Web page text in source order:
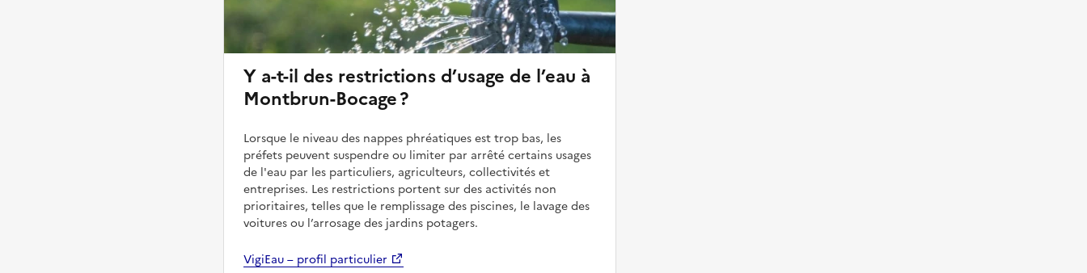
Y a-t-il des restrictions d’usage de l’eau à
Montbrun-Bocage ?
Lorsque le niveau des nappes phréatiques est trop bas, les
préfets peuvent suspendre ou limiter par arrêté certains usages
de l'eau par les particuliers, agriculteurs, collectivités et
entreprises. Les restrictions portent sur des activités non
prioritaires, telles que le remplissage des piscines, le lavage des
voitures ou l’arrosage des jardins potagers.
VigiEau – profil particulier